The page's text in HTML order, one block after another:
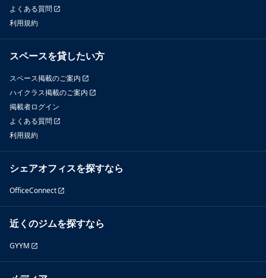
よくある質問
利用規約
スペースを貸したい方
スペース掲載のご案内
ハイクラス掲載のご案内
掲載者ログイン
よくある質問
利用規約
シェアオフィスを探すなら
OfficeConnect
近くのジムを探すなら
GYYM